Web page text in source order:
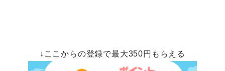
↓ここからの登録で最大350円もらえる